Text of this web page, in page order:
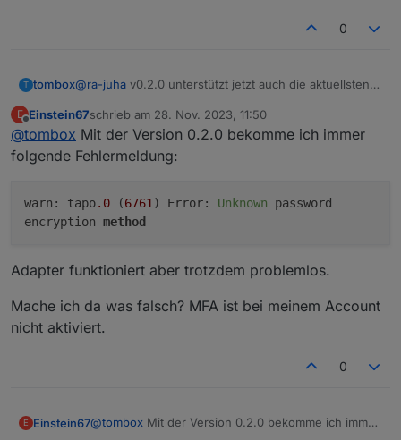
0
T tombox@ra-juha v0.2.0 unterstützt jetzt auch die aktuellsten
E
Offline
Einstein67schrieb am 28. Nov. 2023, 11:50
zuletzt editiert von
@tombox Mit der Version 0.2.0 bekomme ich immer
folgende Fehlermeldung:
warn: tapo.0 (6761) Error: Unknown password
encryption method
Adapter funktioniert aber trotzdem problemlos.
Mache ich da was falsch? MFA ist bei meinem Account
nicht aktiviert.
0
E Einstein67@tombox Mit der Version 0.2.0 bekomme ich immer